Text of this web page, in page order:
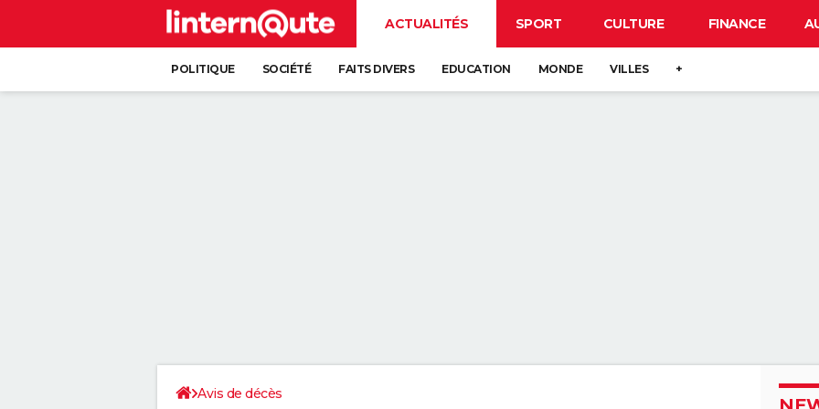
ACTUALITÉS SPORT CULTURE FINANCE
POLITIQUE SOCIÉTÉ FAITS DIVERS EDUCATION MONDE VILLES +
Avis de décès